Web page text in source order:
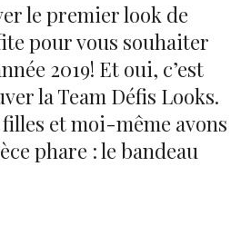
le premier look de
pour vous souhaiter
2019! Et oui, c’est
la Team Défis Looks.
et moi-même avons
phare : le bandeau